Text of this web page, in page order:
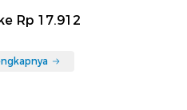
Rp 17.912